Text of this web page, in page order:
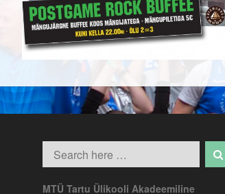
MTÜ Tartu Ülikooli Akadeemiline